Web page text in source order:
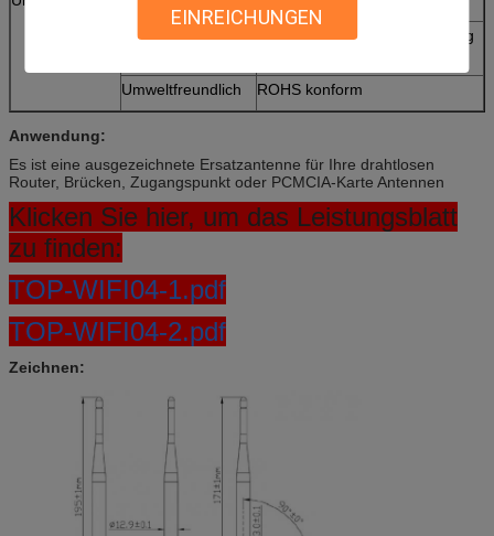
EINREICHUNGEN
Erschütterung
10 zu 55Hz mit 1.5mm Umfang
Umweltfreundlich
ROHS konform
Anwendung:
Es ist eine ausgezeichnete Ersatzantenne für Ihre drahtlosen
Router, Brücken, Zugangspunkt oder PCMCIA-Karte Antennen
Klicken Sie hier, um das Leistungsblatt
zu finden:
TOP-WIFI04-1.pdf
TOP-WIFI04-2.pdf
Zeichnen: